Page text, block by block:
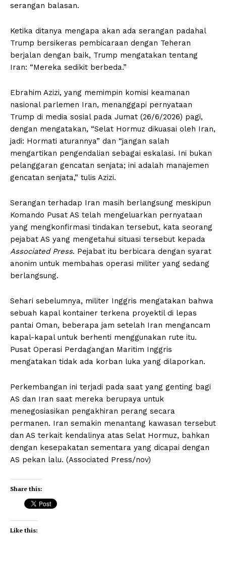
serangan balasan.
Ketika ditanya mengapa akan ada serangan padahal
Trump bersikeras pembicaraan dengan Teheran
berjalan dengan baik, Trump mengatakan tentang
Iran: “Mereka sedikit berbeda.”
Ebrahim Azizi, yang memimpin komisi keamanan
nasional parlemen Iran, menanggapi pernyataan
Trump di media sosial pada Jumat (26/6/2026) pagi,
dengan mengatakan, “Selat Hormuz dikuasai oleh Iran,
jadi: Hormati aturannya” dan “jangan salah
mengartikan pengendalian sebagai eskalasi. Ini bukan
pelanggaran gencatan senjata; ini adalah manajemen
gencatan senjata,” tulis Azizi.
Serangan terhadap Iran masih berlangsung meskipun
Komando Pusat AS telah mengeluarkan pernyataan
yang mengkonfirmasi tindakan tersebut, kata seorang
pejabat AS yang mengetahui situasi tersebut kepada
Associated Press. Pejabat itu berbicara dengan syarat
anonim untuk membahas operasi militer yang sedang
berlangsung.
Sehari sebelumnya, militer Inggris mengatakan bahwa
sebuah kapal kontainer terkena proyektil di lepas
pantai Oman, beberapa jam setelah Iran mengancam
kapal-kapal untuk berhenti menggunakan rute itu.
Pusat Operasi Perdagangan Maritim Inggris
mengatakan tidak ada korban luka yang dilaporkan.
Perkembangan ini terjadi pada saat yang genting bagi
AS dan Iran saat mereka berupaya untuk
menegosiasikan pengakhiran perang secara
permanen. Iran semakin menantang kawasan tersebut
dan AS terkait kendalinya atas Selat Hormuz, bahkan
dengan kesepakatan sementara yang dicapai dengan
AS pekan lalu. (Associated Press/nov)
Share this:
Like this: